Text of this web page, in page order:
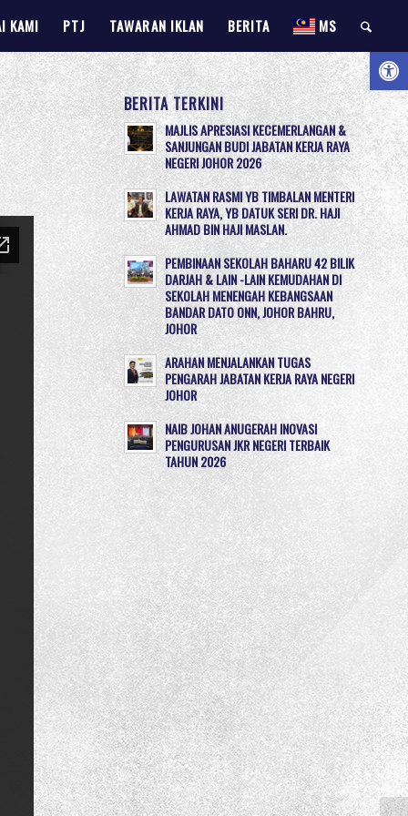
KAMI PTJ TAWARAN IKLAN BERITA MS
BERITA TERKINI
MAJLIS APRESIASI KECEMERLANGAN &
SANJUNGAN BUDI JABATAN KERJA RAYA
NEGERI JOHOR 2026
LAWATAN RASMI YB TIMBALAN MENTERI
KERJA RAYA, YB DATUK SERI DR. HAJI
AHMAD BIN HAJI MASLAN.
PEMBINAAN SEKOLAH BAHARU 42 BILIK
DARJAH & LAIN -LAIN KEMUDAHAN DI
SEKOLAH MENENGAH KEBANGSAAN
BANDAR DATO ONN, JOHOR BAHRU,
JOHOR
ARAHAN MENJALANKAN TUGAS
PENGARAH JABATAN KERJA RAYA NEGERI
JOHOR
NAIB JOHAN ANUGERAH INOVASI
PENGURUSAN JKR NEGERI TERBAIK
TAHUN 2026